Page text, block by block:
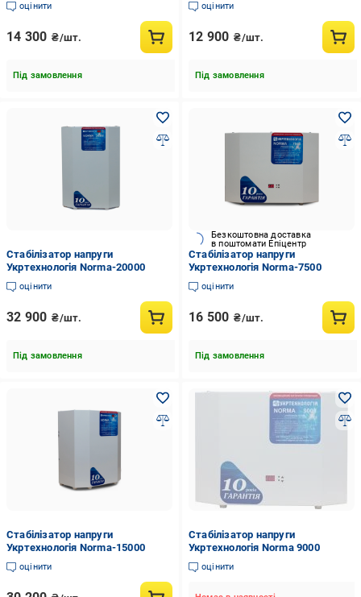
оцінити
14 300 ₴/шт.
Під замовлення
оцінити
12 900 ₴/шт.
Під замовлення
Стабілізатор напруги
Укртехнологія Norma-20000
оцінити
32 900 ₴/шт.
Під замовлення
Безкоштовна доставка
в поштомати Епіцентр
Стабілізатор напруги
Укртехнологія Norma-7500
оцінити
16 500 ₴/шт.
Під замовлення
Стабілізатор напруги
Укртехнологія Norma-15000
оцінити
Стабілізатор напруги
Укртехнологія Norma 9000
оцінити